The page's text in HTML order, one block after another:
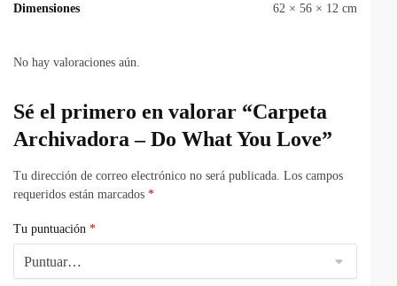
Dimensiones 62 × 56 × 12 cm
No hay valoraciones aún.
Sé el primero en valorar “Carpeta
Archivadora – Do What You Love”
Tu dirección de correo electrónico no será publicada. Los campos
requeridos están marcados *
Tu puntuación *